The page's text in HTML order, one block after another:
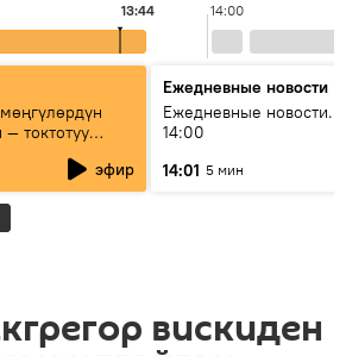
14:00
13:44
токтотуу
эфир
Ежедневные новости
Ежедневные новости.
14:00
14:01 5 мин
вискиден